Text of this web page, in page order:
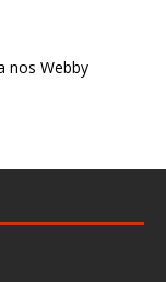
nos Webby